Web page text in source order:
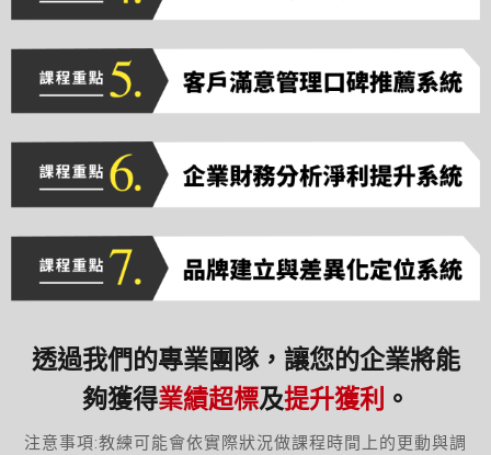
透過我們的專業團隊，讓您的企業將能
夠獲得業績超標及提升獲利 。
注意事項:教練可能會依實際狀況做課程時間上的更動與調